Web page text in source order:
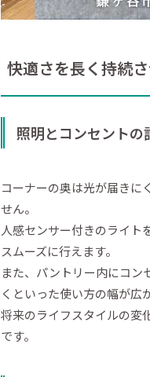
快適さを長く持続
照明とコンセントの
コーナーの奥は光が届きに
せん。
人感センサー付きのライト
スムーズに行えます。
また、パントリー内にコン
くといった使い方の幅が広
将来のライフスタイルの変
です。